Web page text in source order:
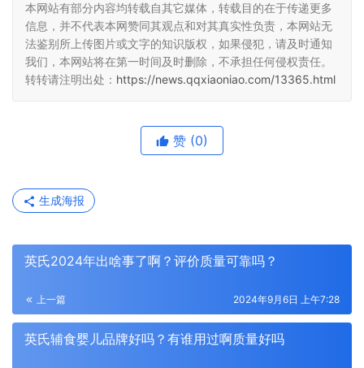
本网站有部分内容均转载自其它媒体，转载目的在于传递更多
信息，并不代表本网赞同其观点和对其真实性负责，本网站无
法鉴别所上传图片或文字的知识版权，如果侵犯，请及时通知
我们，本网站将在第一时间及时删除，不承担任何侵权责任。
转转请注明出处： https://news.qqxiaoniao.com/13365.html
赞 (0)
生成海报
英氏2024年出啥事了啊？评价质量可靠吗？
上一篇 2024年9月6日 上午7:28
英氏辅食婴儿品牌好吗？有谁用过啊质量好吗